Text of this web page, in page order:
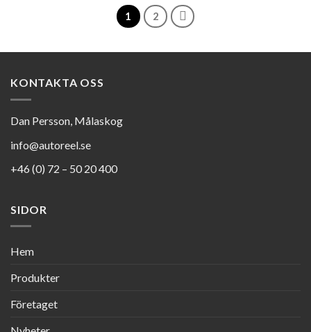
1 2
KONTAKTA OSS
Dan Persson, Målaskog
info@autoreel.se
+46 (0) 72 – 50 20 400
SIDOR
Hem
Produkter
Företaget